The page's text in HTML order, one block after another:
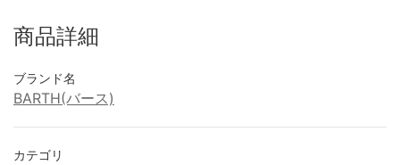
商品詳細
ブランド名
BARTH(バース)
カテゴリ